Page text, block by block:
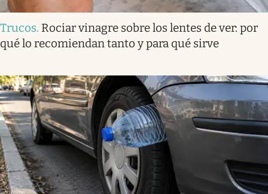
Trucos. Rociar vinagre sobre los lentes de ver: por
qué lo recomiendan tanto y para qué sirve